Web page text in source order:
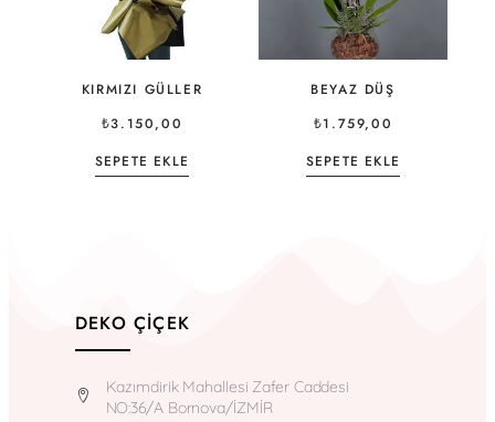
KIRMIZI GÜLLER
₺3.150,00
SEPETE EKLE
BEYAZ DÜŞ
₺1.759,00
SEPETE EKLE
DEKO ÇIÇEK
Kazımdirik Mahallesi Zafer Caddesi
NO:36/A Bornova/İZMİR